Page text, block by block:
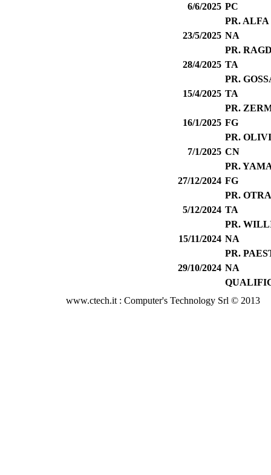
6/6/2025 PC
PR.
23/5/2025 NA
PR.
28/4/2025 TA
PR.
15/4/2025 TA
PR.
16/1/2025 FG
PR.
7/1/2025 CN
PR.
27/12/2024 FG
PR.
5/12/2024 TA
PR.
15/11/2024 NA
PR.
29/10/2024 NA
www.ctech.it : Computer's Technology Srl © 2013